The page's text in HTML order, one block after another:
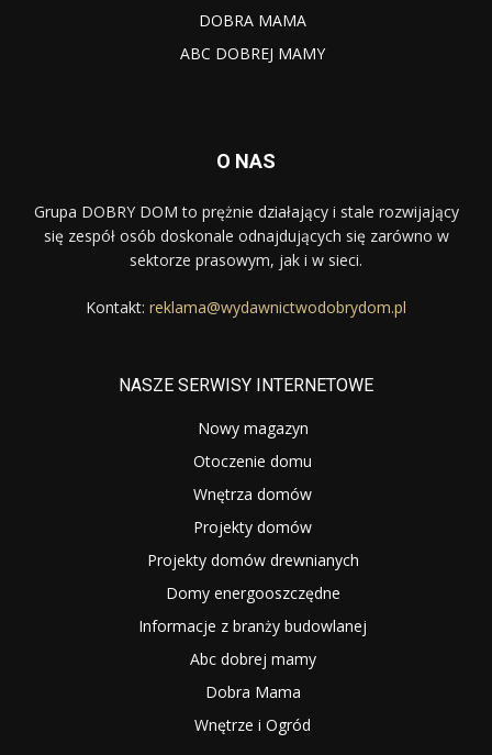
DOBRA MAMA
ABC DOBREJ MAMY
O NAS
Grupa DOBRY DOM to prężnie działający i stale rozwijający
się zespół osób doskonale odnajdujących się zarówno w
sektorze prasowym, jak i w sieci.
Kontakt: reklama@wydawnictwodobrydom.pl
NASZE SERWISY INTERNETOWE
Nowy magazyn
Otoczenie domu
Wnętrza domów
Projekty domów
Projekty domów drewnianych
Domy energooszczędne
Informacje z branży budowlanej
Abc dobrej mamy
Dobra Mama
Wnętrze i Ogród